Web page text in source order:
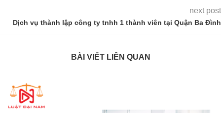
next post
Dịch vụ thành lập công ty tnhh 1 thành viên tại Quận Ba Đình
BÀI VIẾT LIÊN QUAN